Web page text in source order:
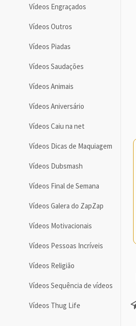
Vídeos Engraçados
Vídeos Outros
Vídeos Piadas
Vídeos Saudações
Vídeos Animais
Vídeos Aniversário
Vídeos Caiu na net
Vídeos Dicas de Maquiagem
Vídeos Dubsmash
Vídeos Final de Semana
Vídeos Galera do ZapZap
Vídeos Motivacionais
Vídeos Pessoas Incríveis
Vídeos Religião
Vídeos Sequência de vídeos
Vídeos Thug Life